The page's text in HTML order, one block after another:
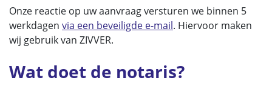
Onze reactie op uw aanvraag versturen we binnen 5
werkdagen via een beveiligde e-mail. Hiervoor maken
wij gebruik van ZIVVER.
Wat doet de notaris?